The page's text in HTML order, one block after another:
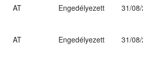
AT Engedélyezett 31/
AT Engedélyezett 31/